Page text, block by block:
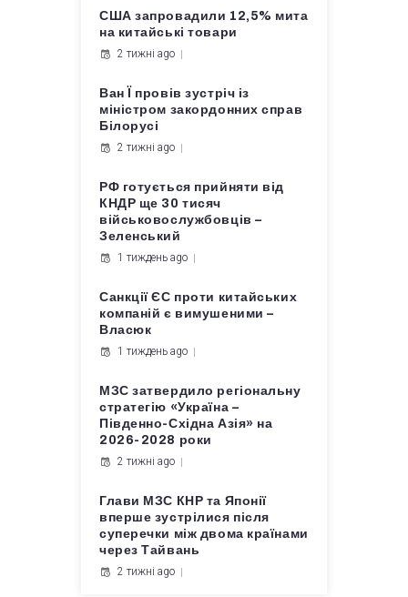
США запровадили 12,5% мита
на китайські товари
2 тижні ago
Ван Ї провів зустріч із
міністром закордонних справ
Білорусі
2 тижні ago
РФ готується прийняти від
КНДР ще 30 тисяч
військовослужбовців –
Зеленський
1 тиждень ago
Санкції ЄС проти китайських
компаній є вимушеними –
Власюк
1 тиждень ago
МЗС затвердило регіональну
стратегію «Україна –
Південно-Східна Азія» на
2026-2028 роки
2 тижні ago
Глави МЗС КНР та Японії
вперше зустрілися після
суперечки між двома країнами
через Тайвань
2 тижні ago